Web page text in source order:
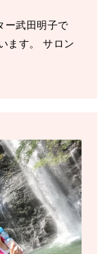
ー武田明子で
ます。 サロン